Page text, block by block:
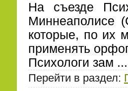
На съезде
Миннеаполисе
которые, по их
применять
Психологи зам
Перейти в раздел: